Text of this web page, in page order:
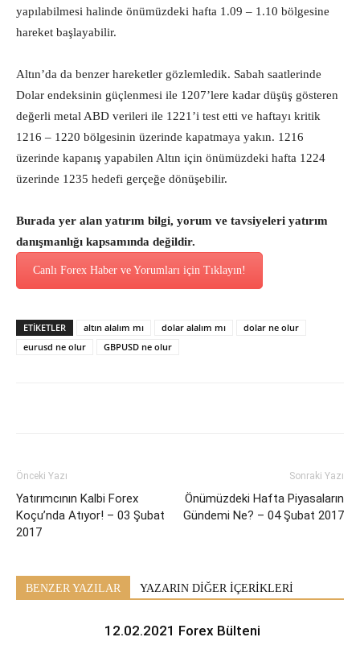
yapılabilmesi halinde önümüzdeki hafta 1.09 – 1.10 bölgesine
hareket başlayabilir.
Altın’da da benzer hareketler gözlemledik. Sabah saatlerinde
Dolar endeksinin güçlenmesi ile 1207’lere kadar düşüş gösteren
değerli metal ABD verileri ile 1221’i test etti ve haftayı kritik
1216 – 1220 bölgesinin üzerinde kapatmaya yakın. 1216
üzerinde kapanış yapabilen Altın için önümüzdeki hafta 1224
üzerinde 1235 hedefi gerçeğe dönüşebilir.
Burada yer alan yatırım bilgi, yorum ve tavsiyeleri yatırım
danışmanlığı kapsamında değildir.
Canlı Forex Haber ve Yorumları için Tıklayın!
ETİKETLER altın alalım mı dolar alalım mı
dolar ne olur
eurusd ne olur
GBPUSD ne olur
Önceki Yazı
Yatırımcının Kalbi Forex
Koçu’nda Atıyor! – 03 Şubat
2017
Sonraki Yazı
Önümüzdeki Hafta Piyasaların
Gündemi Ne? – 04 Şubat 2017
BENZER YAZILAR YAZARIN DİĞER İÇERİKLERİ
12.02.2021 Forex Bülteni